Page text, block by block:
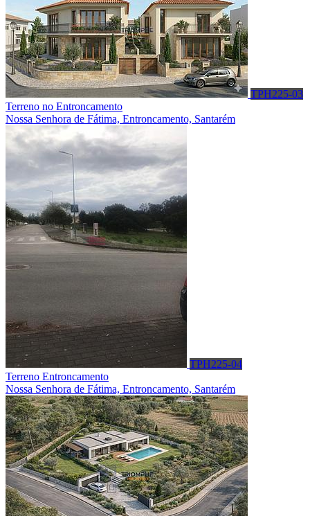
TPH225-03
Terreno no Entroncamento
Nossa Senhora de Fátima, Entroncamento, Santarém
TPH225-04
Terreno Entroncamento
Nossa Senhora de Fátima, Entroncamento, Santarém